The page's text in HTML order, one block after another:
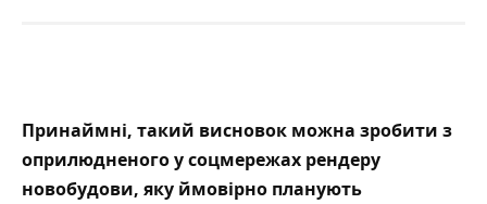
Принаймні, такий висновок можна зробити з
оприлюдненого у соцмережах рендеру
новобудови, яку ймовірно планують